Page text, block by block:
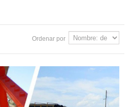
Ordenar por